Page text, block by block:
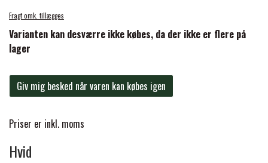
PREMIER EQUINE SADLER
PREMIER EQUINE SADEL TILBEHØR
HAPPY MOUTH
Fragt omk. tillægges
Varianten kan desværre ikke købes, da der ikke er flere på
lager
Giv mig besked når varen kan købes igen
Priser er inkl. moms
Hvid